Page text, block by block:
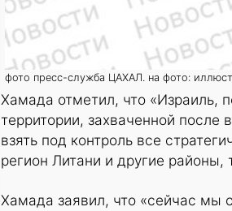
фото пресс-служба ЦАХАЛ. на фото:
Хамада отметил, что «Израиль,
территории, захваченной
взять под контроль все
регион Литани и другие
Хамада заявил, что «сейчас мы